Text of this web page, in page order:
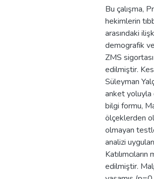
Bu çalışma,
hekimlerin
arasındaki
demografik
ZMS
edilmiştir.
Süleyman
anket yoluyla
bilgi formu,
ölçeklerden
olmayan
analizi
edilmiştir.